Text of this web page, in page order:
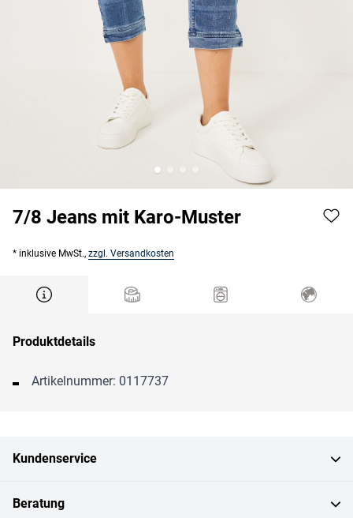
7/8 Jeans mit Karo-Muster
* inklusive MwSt., zzgl. Versandkosten
Produktdetails
Artikelnummer: 0117737
Kundenservice
Beratung